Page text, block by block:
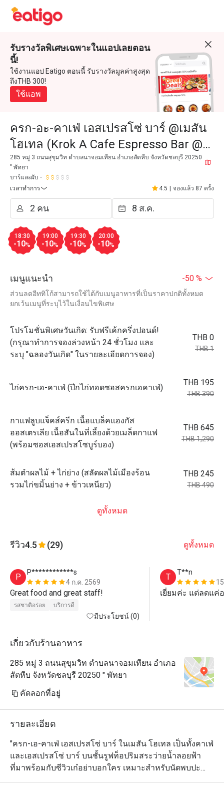
รับรางวัลพิเศษเฉพาะในแอปเลยตอน
นี้!
ใช้งานแอป Eatigo ตอนนี้ รับรางวัลมูลค่าสูงสุด
ถึงTHB 300!
ใช้แอพ
ครก-อะ-คาเฟ่ เอสเปรสโซ่ บาร์ @เมสัน
โฮเทล (Krok A Cafe Espresso Bar @
MASON)
285 หมู่ 3 ถนนสุขุมวิท ตำบลนาจอมเทียน อำเภอสัตหีบ จังหวัดชลบุรี 20250
" พัทยา
บาร์และผับ
เวลาทำการ
4.5 จองแล้ว 87 ครั้ง
18:30
-10%
19:00
-10%
19:30
-10%
20:00
-10%
เมนูแนะนำ -50 %
ส่วนลดอีททิโก้สามารถใช้ได้กับเมนูอาหารที่เป็นราคาปกติทั้งหมด
ยกเว้นเมนูที่ระบุไว้ในเงื่อนไขพิเศษ
โปรโมชั่นพิเศษวันเกิด: รับฟรีเค้กครึ่งปอนด์!
(กรุณาทำการจองล่วงหน้า 24 ชั่วโมง และ
ระบุ "ฉลองวันเกิด" ในรายละเอียดการจอง)
THB 0
THB 1
ไก่ครก-เอ-คาเฟ่ (ปีกไก่ทอดซอสครกเอคาเฟ่)
THB 195
THB 390
กาแฟลูบแจ็คส์ครีก เนื้อแบล็คแองกัส
ออสเตรเลีย เนื้อสันในที่เลี้ยงด้วยเมล็ดกาแฟ
(พร้อมซอสเอสเปรสโซบูร์บอง)
THB 645
THB 1,290
ส้มตำผลไม้ + ไก่ย่าง (สลัดผลไม้เมืองร้อน
รวมไก่ขมิ้นย่าง + ข้าวเหนียว)
THB 245
THB 490
ดูทั้งหมด
รีวิว4.5 (29) ดูทั้งหมด
P
P************s
4 ก.ค. 2569
Great food and great staff!
รสชาติอร่อย บริการดี
มีประโยชน์ (0)
T
T**n
เยี่ยมค่ะ แต่ลดแค่
เกี่ยวกับร้านอาหาร
285 หมู่ 3 ถนนสุขุมวิท ตำบลนาจอมเทียน อำเภอ
สัตหีบ จังหวัดชลบุรี 20250 " พัทยา
คัดลอกที่อยู่
รายละเอียด
"ครก-เอ-คาเฟ่ เอสเปรสโซ่ บาร์ ในเมสัน โฮเทล เป็นทั้งคาเฟ่
และเอสเปรสโซ่ บาร์ บนชั้นรูฟท็อปริมสระว่ายน้ำลอยฟ้า
ที่มาพร้อมกับซีวิวเก๋อย่าบอกใคร เหมาะสำหรับนัดพบปะ
หรือชวนคนรู้ใจขึ้นไปกินลมชมวิว ดูพระอาทิตย์ลับขอบฟ้า